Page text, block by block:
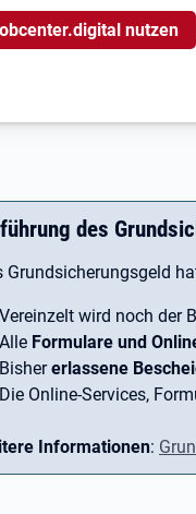
nutzen
des
Grundsicherungsgeld
Vereinzelt wird noch der
Alle Formulare und
Bishererlassene
Die Online-Services,
Informationen: